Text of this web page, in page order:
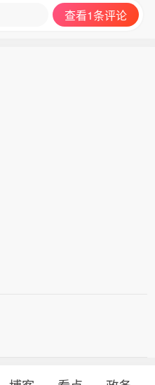
查看1条评论